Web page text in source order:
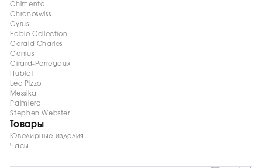
Chimento
Chronoswiss
Cyrus
Fabio Collection
Gerald Charles
Genius
Girard-Perregaux
Hublot
Leo Pizzo
Messika
Palmiero
Stephen Webster
Товары
Ювелирные изделия
Часы